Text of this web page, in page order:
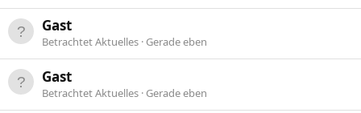
Gast
Betrachtet Aktuelles Gerade eben
Gast
Betrachtet Aktuelles Gerade eben